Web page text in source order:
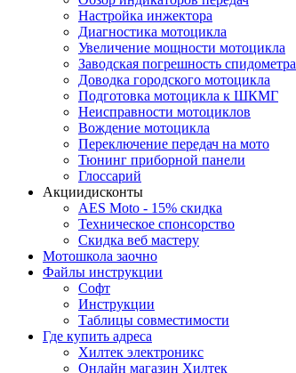
Настройка инжектора
Диагноcтика мотоцикла
Увеличение мощности мотоцикла
Заводская погрешность спидометра
Доводка городского мотоцикла
Подготовка мотоцикла к ШКМГ
Неисправности мотоциклов
Вождение мотоцикла
Переключение передач на мото
Тюнинг приборной панели
Глоссарий
Акциидисконты
AES Moto - 15% скидка
Техническое спонсорство
Скидка веб мастеру
Мотошкола заочно
Файлы инструкции
Софт
Инструкции
Таблицы совместимости
Где купить адреса
Хилтек электроникс
Онлайн магазин Хилтек